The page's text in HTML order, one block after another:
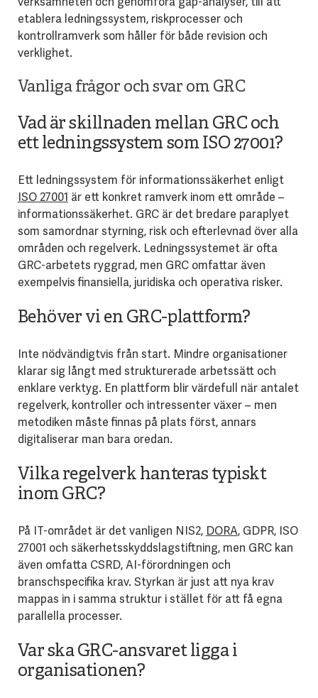
etablera ledningssystem, riskprocesser och
kontrollramverk som håller för både revision och
verklighet.
Vanliga frågor och svar om GRC
Vad är skillnaden mellan GRC och
ett ledningssystem som ISO 27001?
Ett ledningssystem för informationssäkerhet enligt
ISO 27001 är ett konkret ramverk inom ett område –
informationssäkerhet. GRC är det bredare paraplyet
som samordnar styrning, risk och efterlevnad över alla
områden och regelverk. Ledningssystemet är ofta
GRC-arbetets ryggrad, men GRC omfattar även
exempelvis finansiella, juridiska och operativa risker.
Behöver vi en GRC-plattform?
Inte nödvändigtvis från start. Mindre organisationer
klarar sig långt med strukturerade arbetssätt och
enklare verktyg. En plattform blir värdefull när antalet
regelverk, kontroller och intressenter växer – men
metodiken måste finnas på plats först, annars
digitaliserar man bara oredan.
Vilka regelverk hanteras typiskt
inom GRC?
På IT-området är det vanligen NIS2, DORA, GDPR, ISO
27001 och säkerhetsskyddslagstiftning, men GRC kan
även omfatta CSRD, AI-förordningen och
branschspecifika krav. Styrkan är just att nya krav
mappas in i samma struktur i stället för att få egna
parallella processer.
Var ska GRC-ansvaret ligga i
organisationen?